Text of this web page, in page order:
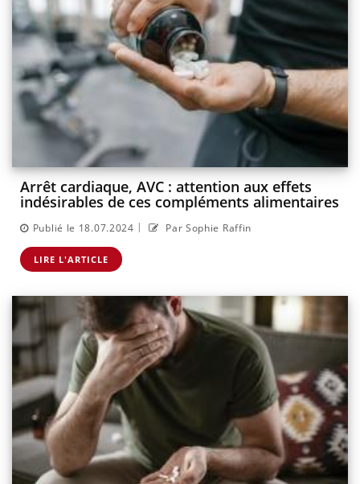
Arrêt cardiaque, AVC : attention aux effets
indésirables de ces compléments alimentaires
Publié le 18.07.2024 | Par Sophie Raffin
LIRE L'ARTICLE